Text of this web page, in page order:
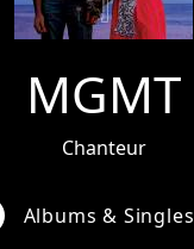
MGMT
Chanteur
Albums & Singles